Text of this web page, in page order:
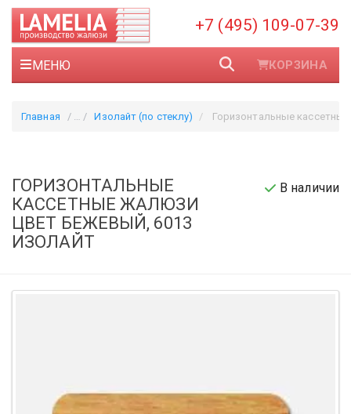
+7 (495) 109-07-39
МЕНЮ КОРЗИНА
Главная Изолайт (по стеклу) Горизонтальные кассетные жалюзи цвет бежевый,
ГОРИЗОНТАЛЬНЫЕ
КАССЕТНЫЕ ЖАЛЮЗИ
ЦВЕТ БЕЖЕВЫЙ, 6013
ИЗОЛАЙТ
В наличии